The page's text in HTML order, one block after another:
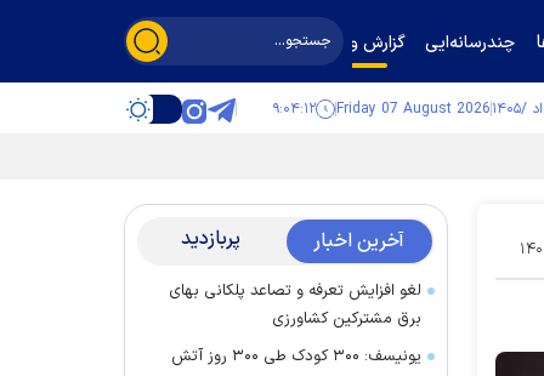
چندرسانه‌ایی گزارش و گفت‌وگو
Friday 07 August 2026 ۹:۰۴:۱۲
۰۵ آخرین اخبار پربازدید
لغو افزایش تعرفه و تصاعد پلکانی بهای
برق مشترکین کشاورزی
یونیسف: ۳۰۰ کودک طی ۳۰۰ روز آتش